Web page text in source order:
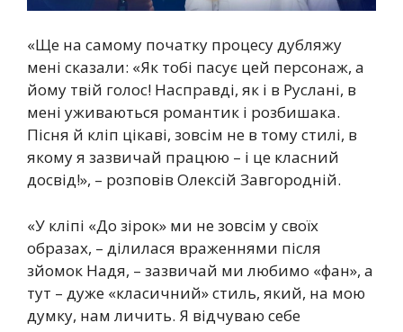
«Ще на самому початку процесу дубляжу
мені сказали: «Як тобі пасує цей персонаж, а
йому твій голос! Насправді, як і в Руслані, в
мені уживаються романтик і розбишака.
Пісня й кліп цікаві, зовсім не в тому стилі, в
якому я зазвичай працюю – і це класний
досвід!», – розповів Олексій Завгородній.
«У кліпі «До зірок» ми не зовсім у своїх
образах, – ділилася враженнями після
зйомок Надя, – зазвичай ми любимо «фан», а
тут – дуже «класичний» стиль, який, на мою
думку, нам личить. Я відчуваю себе